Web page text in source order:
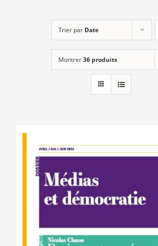
Les événements
Trier par Date
Montrer36 produits